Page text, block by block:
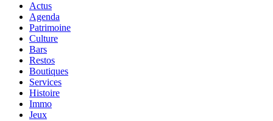
Actus
Agenda
Patrimoine
Culture
Bars
Restos
Boutiques
Services
Histoire
Immo
Jeux